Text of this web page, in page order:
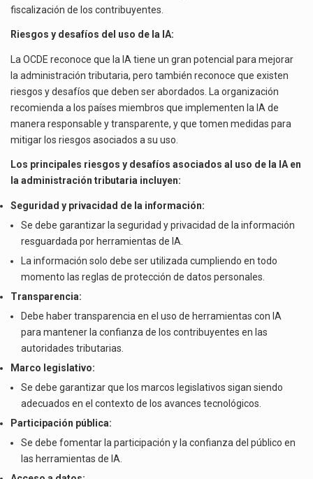
fiscalización de los contribuyentes.
Riesgos y desafíos del uso de la IA:
La OCDE reconoce que la IA tiene un gran potencial para mejorar
la administración tributaria, pero también reconoce que existen
riesgos y desafíos que deben ser abordados. La organización
recomienda a los países miembros que implementen la IA de
manera responsable y transparente, y que tomen medidas para
mitigar los riesgos asociados a su uso.
Los principales riesgos y desafíos asociados al uso de la IA en
la administración tributaria incluyen:
Seguridad y privacidad de la información:
Se debe garantizar la seguridad y privacidad de la información
resguardada por herramientas de IA.
La información solo debe ser utilizada cumpliendo en todo
momento las reglas de protección de datos personales.
Transparencia:
Debe haber transparencia en el uso de herramientas con IA
para mantener la confianza de los contribuyentes en las
autoridades tributarias.
Marco legislativo:
Se debe garantizar que los marcos legislativos sigan siendo
adecuados en el contexto de los avances tecnológicos.
Participación pública:
Se debe fomentar la participación y la confianza del público en
las herramientas de IA.